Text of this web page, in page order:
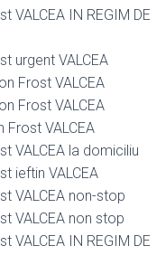
VALCEA IN REGIM DE
urgent VALCEA
Frost VALCEA
Frost VALCEA
Frost VALCEA
VALCEA la domiciliu
ieftin VALCEA
VALCEA non-stop
VALCEA non stop
VALCEA IN REGIM DE